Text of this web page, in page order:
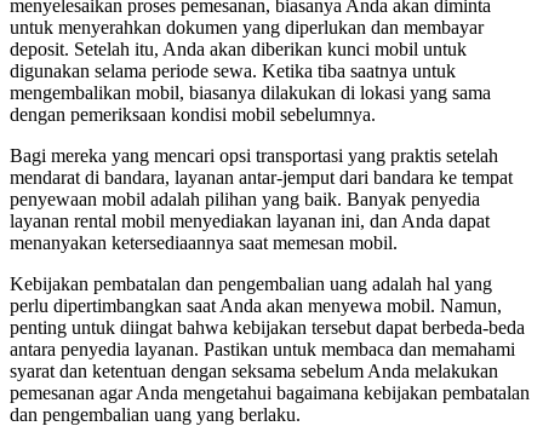
menyelesaikan proses pemesanan, biasanya Anda akan diminta
untuk menyerahkan dokumen yang diperlukan dan membayar
deposit. Setelah itu, Anda akan diberikan kunci mobil untuk
digunakan selama periode sewa. Ketika tiba saatnya untuk
mengembalikan mobil, biasanya dilakukan di lokasi yang sama
dengan pemeriksaan kondisi mobil sebelumnya.
Bagi mereka yang mencari opsi transportasi yang praktis setelah
mendarat di bandara, layanan antar-jemput dari bandara ke tempat
penyewaan mobil adalah pilihan yang baik. Banyak penyedia
layanan rental mobil menyediakan layanan ini, dan Anda dapat
menanyakan ketersediaannya saat memesan mobil.
Kebijakan pembatalan dan pengembalian uang adalah hal yang
perlu dipertimbangkan saat Anda akan menyewa mobil. Namun,
penting untuk diingat bahwa kebijakan tersebut dapat berbeda-beda
antara penyedia layanan. Pastikan untuk membaca dan memahami
syarat dan ketentuan dengan seksama sebelum Anda melakukan
pemesanan agar Anda mengetahui bagaimana kebijakan pembatalan
dan pengembalian uang yang berlaku.